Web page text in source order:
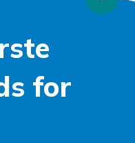
for